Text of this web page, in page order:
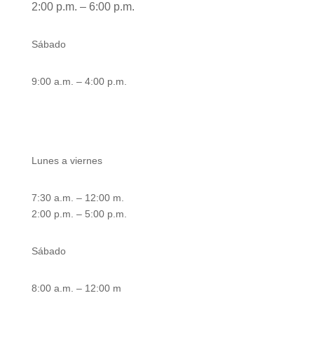
2:00 p.m. – 6:00 p.m.
Sábado
9:00 a.m. – 4:00 p.m.
Lunes a viernes
7:30 a.m. – 12:00 m.
2:00 p.m. – 5:00 p.m.
Sábado
8:00 a.m. – 12:00 m